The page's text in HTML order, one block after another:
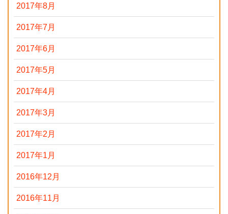
2017年8月
2017年7月
2017年6月
2017年5月
2017年4月
2017年3月
2017年2月
2017年1月
2016年12月
2016年11月